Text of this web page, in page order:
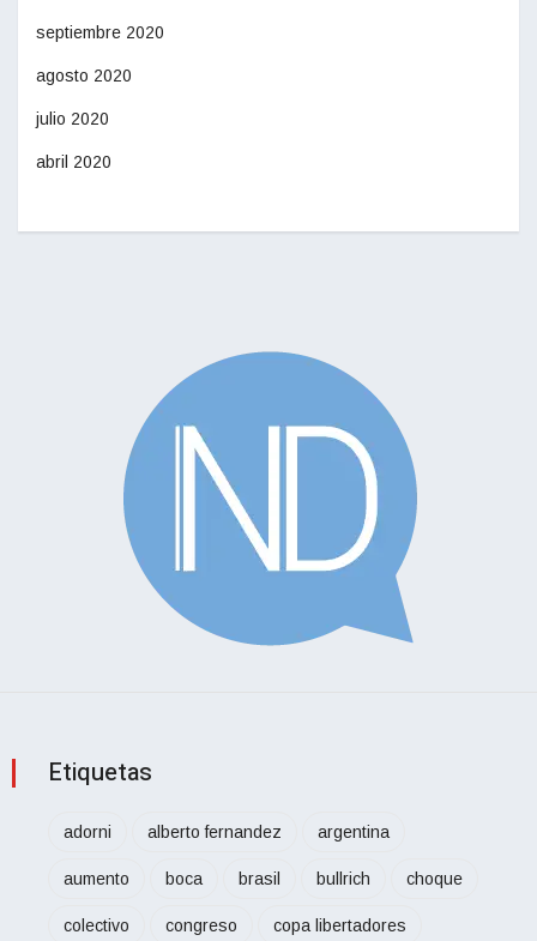
septiembre 2020
agosto 2020
julio 2020
abril 2020
Etiquetas
adorni alberto fernandez argentina
aumento boca brasil bullrich choque
colectivo congreso copa libertadores